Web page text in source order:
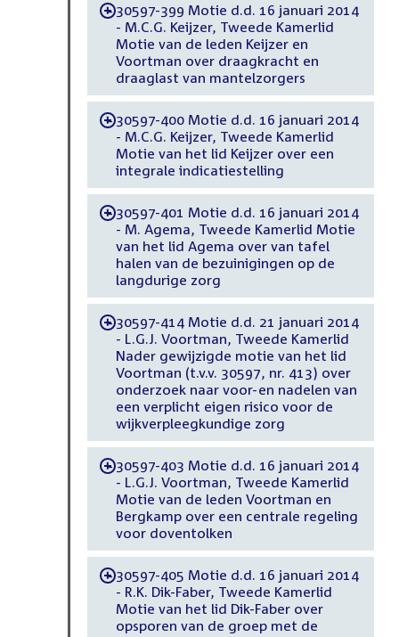
-30597-399 Motie d.d. 16 januari 2014
- M.C.G. Keijzer, Tweede Kamerlid
Motie van de leden Keijzer en
Voortman over draagkracht en
draaglast van mantelzorgers
-30597-400 Motie d.d. 16 januari 2014
- M.C.G. Keijzer, Tweede Kamerlid
Motie van het lid Keijzer over een
integrale indicatiestelling
-30597-401 Motie d.d. 16 januari 2014
- M. Agema, Tweede Kamerlid Motie
van het lid Agema over van tafel
halen van de bezuinigingen op de
langdurige zorg
-30597-414 Motie d.d. 21 januari 2014
- L.G.J. Voortman, Tweede Kamerlid
Nader gewijzigde motie van het lid
Voortman (t.v.v. 30597, nr. 413) over
onderzoek naar voor-en nadelen van
een verplicht eigen risico voor de
wijkverpleegkundige zorg
-30597-403 Motie d.d. 16 januari 2014
- L.G.J. Voortman, Tweede Kamerlid
Motie van de leden Voortman en
Bergkamp over een centrale regeling
voor doventolken
-30597-405 Motie d.d. 16 januari 2014
- R.K. Dik-Faber, Tweede Kamerlid
Motie van het lid Dik-Faber over
opsporen van de groep met de